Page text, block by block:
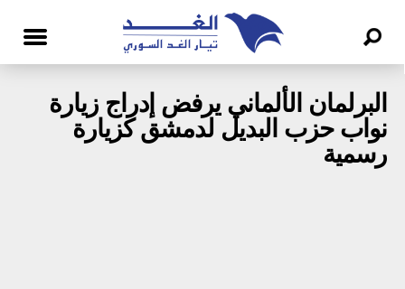
البرلمان الألماني يرفض إدراج زيارة
نواب حزب البديل لدمشق كزيارة
رسمية